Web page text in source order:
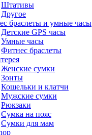
Штативы
Другое
браслеты и умные часы
Детские GPS часы
Умные часы
Фитнес браслеты
Женские сумки
Зонты
Кошельки и клатчи
Мужские сумки
Рюкзаки
Сумка на пояс
Сумки для мам